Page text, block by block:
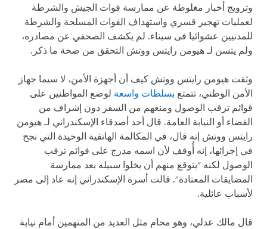
وترويج أخبار مغلوطة عن ممارسة قوات الجيش والشرطة
لعمليات تهجير قسري واستهداف القوات المسلحة والشرطة
للمدنيين عشوائيا فى سيناء. لم يكشف الصحفي عن مصادره،
ولم يتسن لـ هيومن رايتس ووتش التحقق من صحة ما ذكر.
وثقت هيومن رايتس ووتش كيف أن أجهزة الأمن، لا سيما جهاز
الأمن الوطني، تتمتع بسلطات واسعة لوضع المواطنين على
قوائم ترقب الوصول ومنعهم من السفر دون إشراف من
القضاء أو النيابة العامة. قال أحد أصدقاء الإسكندراني لـ هيومن
رايتس ووتش إنه قال، في المكالمة الهاتفية الوحيدة التي نجح
في إجرائها، إنه أُوقف لأن اسمه مدرج على قوائم ترقب
الوصول لكنه "يتوقع منهم أن يخلوا سبيله بعد ممارسة
المضايقات المعتادة". قالت أسرة الإسكندراني إنه عاد إلى مصر
لأسباب عائلية.
قال مالك عدلي، وهو محام مثل العديد من المتهمين أمام نيابة